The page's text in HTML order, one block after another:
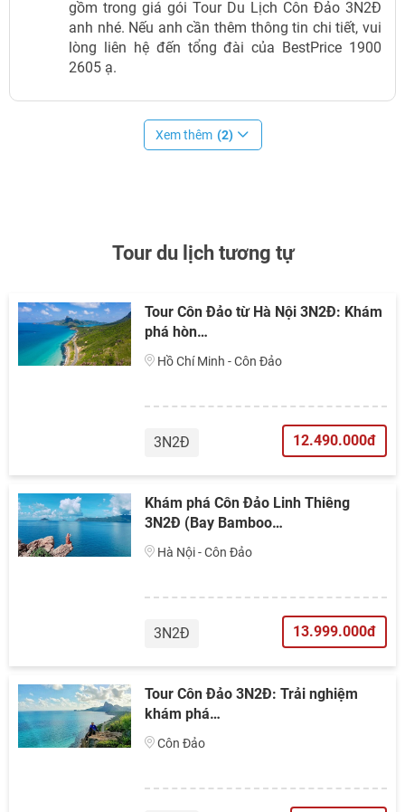
gồm trong giá gói Tour Du Lịch Côn Đảo 3N2Đ
anh nhé. Nếu anh cần thêm thông tin chi tiết, vui
lòng liên hệ đến tổng đài của BestPrice 1900
2605 ạ.
Xem thêm (2)
Tour du lịch tương tự
Tour Côn Đảo từ Hà Nội 3N2Đ: Khám
phá hòn…
Hồ Chí Minh - Côn Đảo
3N2Đ 12.490.000đ
Khám phá Côn Đảo Linh Thiêng
3N2Đ (Bay Bamboo…
Hà Nội - Côn Đảo
3N2Đ 13.999.000đ
Tour Côn Đảo 3N2Đ: Trải nghiệm
khám phá…
Côn Đảo